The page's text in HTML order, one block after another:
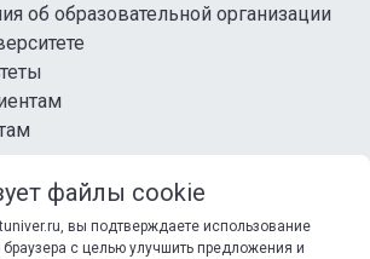
об образовательной организации
файлы cookie
вы подтверждаете использование
с целью улучшить предложения и